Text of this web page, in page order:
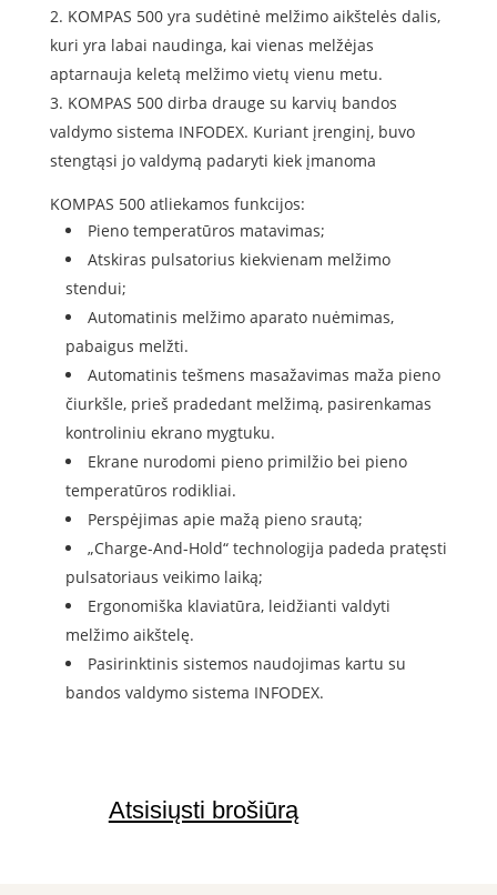
KOMPAS 500 yra sudėtinė melžimo aikštelės dalis,
kuri yra labai naudinga, kai vienas melžėjas
aptarnauja keletą melžimo vietų vienu metu.
KOMPAS 500 dirba drauge su karvių bandos
valdymo sistema INFODEX. Kuriant įrenginį, buvo
stengtąsi jo valdymą padaryti kiek įmanoma
KOMPAS 500 atliekamos funkcijos:
Pieno temperatūros matavimas;
Atskiras pulsatorius kiekvienam melžimo
stendui;
Automatinis melžimo aparato nuėmimas,
pabaigus melžti.
Automatinis tešmens masažavimas maža pieno
čiurkšle, prieš pradedant melžimą, pasirenkamas
kontroliniu ekrano mygtuku.
Ekrane nurodomi pieno primilžio bei pieno
temperatūros rodikliai.
Perspėjimas apie mažą pieno srautą;
„Charge-And-Hold“ technologija padeda pratęsti
pulsatoriaus veikimo laiką;
Ergonomiška klaviatūra, leidžianti valdyti
melžimo aikštelę.
Pasirinktinis sistemos naudojimas kartu su
bandos valdymo sistema INFODEX.
Atsisiųsti brošiūrą